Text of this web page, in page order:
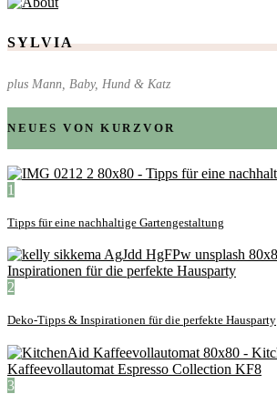
SYLVIA
plus Mann, Baby, Hund & Katz
NEUES VON KURZVOR
1
Tipps für eine nachhaltige Gartengestaltung
2
Deko-Tipps & Inspirationen für die perfekte Hausparty
3